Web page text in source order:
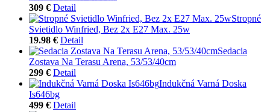
309 € Detail
Stropné
Svietidlo Winfried, Bez 2x E27 Max. 25w
19.98 € Detail
Sedacia
Zostava Na Terasu Arena, 53/53/40cm
299 € Detail
Indukčná Varná Doska
Is646bg
499 € Detail